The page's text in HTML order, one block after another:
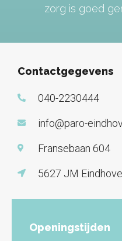
zorg is goed
Contactgegevens
040-2230444
info@paro-
Fransebaan 604
5627 JM
Openingstijden